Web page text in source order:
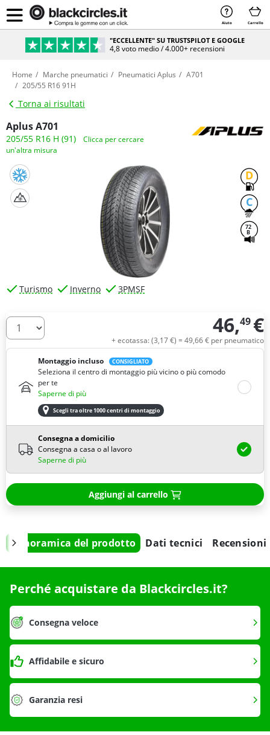
Aiuto Carrello
"ECCELLENTE" SU TRUSTSPILOT E GOOGLE
4,8 voto medio / 4.000+ recensioni
Home Marche pneumatici Pneumatici Aplus
A701
205/55 R16 91H
Torna ai risultati
Aplus A701
205/55 R16 H (91)
Clicca per cercare
un'altra misura
D
C
72
B
Turismo Inverno 3PMSF
Quantità 46,49 €
+ ecotassa: (3,17€) = 49,66€ per pneumatico
Montaggio incluso
CONSIGLIATO
Seleziona il centro di montaggio più vicino o più comodo
per te
Saperne di più
Scegli tra oltre 1000 centri di montaggio
Consegna a domicilio
Consegna a casa o al lavoro
Saperne di più
Aggiungi al carrello
Panoramica del prodotto Dati tecnici Recensioni
Perché acquistare da Blackcircles.it?
Consegna veloce
Affidabile e sicuro
Garanzia resi